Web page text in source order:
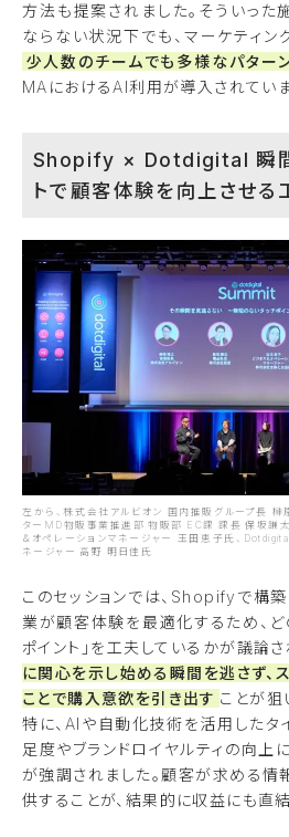
方法も提案されました。そういった
ならない状況下でも、マーケティン
少人数のチームでも多様なパター
MAにおけるAI利用が導入されていま
Shopify × Dotdigital 瞬間
トで顧客体験を向上させる
左から、株式会社アルビオン 国内推販グループ長 榊
ターMD物販事業推進部 物販部 EC課 課長 保坂謙
＆オペレーションマネージャー 玉田恵子氏、
ネージャー 高野 明日佳氏
このセッションでは、Shopifyで構
業が顧客体験を最適化するため、ど
ポイント」を工夫しているかが議論さ
に関心を示し始める瞬間を逃さず、
ことで購入意欲を引き出す ことが狙
特に、AIや自動化技術を活用したタ
足度やブランドロイヤルティの向上
が強調されました。顧客が求める情
供することが、結果的に収益にも直結